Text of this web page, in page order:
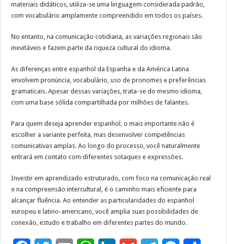
materiais didáticos, utiliza-se uma linguagem considerada padrão,
com vocabulário amplamente compreendido em todos os países.
No entanto, na comunicação cotidiana, as variações regionais são
inevitáveis e fazem parte da riqueza cultural do idioma.
As diferenças entre espanhol da Espanha e da América Latina
envolvem pronúncia, vocabulário, uso de pronomes e preferências
gramaticais. Apesar dessas variações, trata-se do mesmo idioma,
com uma base sólida compartilhada por milhões de falantes.
Para quem deseja aprender espanhol, o mais importante não é
escolher a variante perfeita, mas desenvolver competências
comunicativas amplas. Ao longo do processo, você naturalmente
entrará em contato com diferentes sotaques e expressões.
Investir em aprendizado estruturado, com foco na comunicação real
e na compreensão intercultural, é o caminho mais eficiente para
alcançar fluência. Ao entender as particularidades do espanhol
europeu e latino-americano, você amplia suas possibilidades de
conexão, estudo e trabalho em diferentes partes do mundo.